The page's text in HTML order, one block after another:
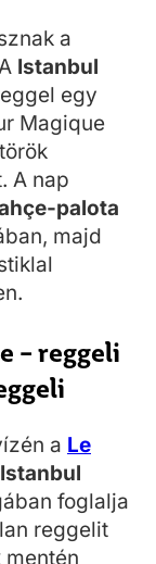
a
Istanbul
egy
Magique
A nap
palota
majd
– reggeli
a Le
Istanbul
foglalja
reggelit